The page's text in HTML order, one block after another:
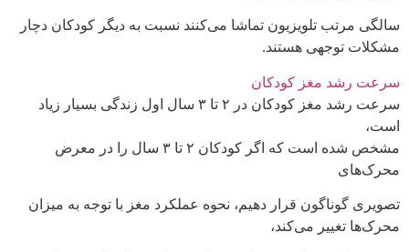
سالگی مرتب تلویزیون تماشا می‌کنند نسبت به دیگر کودکان دچار
مشکلات توجهی هستند.
سرعت رشد مغز کودکان
سرعت رشد مغز کودکان در ۲ تا ۳ سال اول زندگی بسیار زیاد
است،
مشخص شده است که اگر کودکان ۲ تا ۳ سال را در معرض
محرک‌های
تصویری گوناگون قرار دهیم، نحوه عملکرد مغز با توجه به میزان
محرک‌ها تغییر می‌کند،